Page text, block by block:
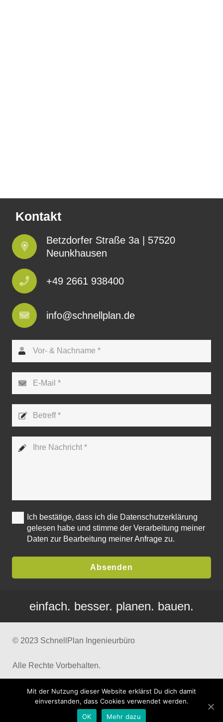
Kontakt
Betzdorfer Straße 3a | 57520
Neunkhausen
+49 2661 938400
info@schnellplan.de
Ich bestätige, dass ich die Datenschutzerklärung
gelesen habe und stimme der Verarbeitung meiner
Daten zur Bearbeitung meiner Anfrage zu.
Absenden
einfach. besser. planen. bauen.
© 2023 SchnellPlan Ingenieurbüro
Alle Rechte Vorbehalten.
Impressum
Mit der Nutzung dieser Website erklärst Du dich damit
einverstanden, dass Cookies verwendet werden.
OK
Mehr dazu